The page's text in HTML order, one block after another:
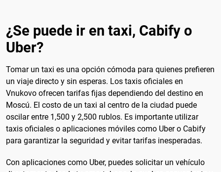
¿Se puede ir en taxi, Cabify o
Uber?
Tomar un taxi es una opción cómoda para quienes prefieren
un viaje directo y sin esperas. Los taxis oficiales en
Vnukovo ofrecen tarifas fijas dependiendo del destino en
Moscú. El costo de un taxi al centro de la ciudad puede
oscilar entre 1,500 y 2,500 rublos. Es importante utilizar
taxis oficiales o aplicaciones móviles como Uber o Cabify
para garantizar la seguridad y evitar tarifas inesperadas.
Con aplicaciones como Uber, puedes solicitar un vehículo